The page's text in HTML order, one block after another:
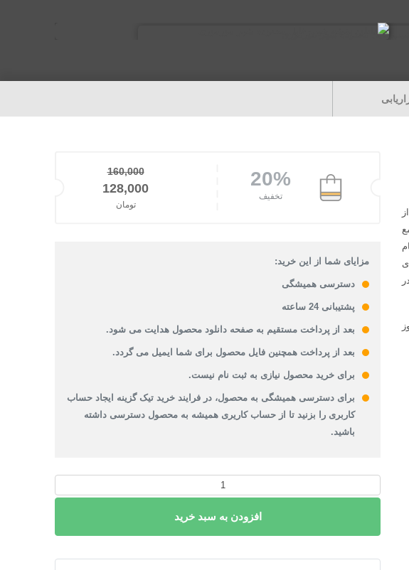
20%
تخفیف
160,000
قیمت اصلی: 160,000تومان بود.
128,000
تومان
مزایای شما از این خرید:
دسترسی همیشگی
پشتیبانی 24 ساعته
بعد از پرداخت مستقیم به صفحه دانلود محصول هدایت می شود.
بعد از پرداخت همچنین فایل محصول برای شما ایمیل می گردد.
برای خرید محصول نیازی به ثبت نام نیست.
برای دسترسی همیشگی به محصول، در فرایند خرید تیک گزینه ایجاد حساب
کاربری را بزنید تا از حساب کاریری همیشه به محصول دسترسی داشته
باشید.
نقشه
فایل
افزودن به سبد خرید